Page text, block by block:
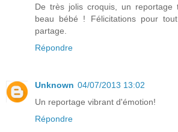
De très jolis croquis, un reportage
beau bébé ! Félicitations pour
partage.
Répondre
Unknown 04/07/2013 13:02
Un reportage vibrant d'émotion!
Répondre